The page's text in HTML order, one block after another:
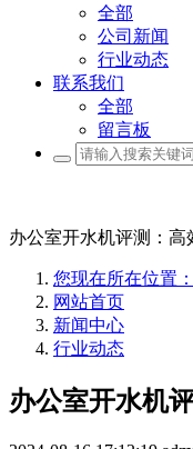
全部
公司新闻
行业动态
联系我们
全部
留言板
办公室开水机评测：
您现在所在位置：
网站首页
新闻中心
行业动态
办公室开水机